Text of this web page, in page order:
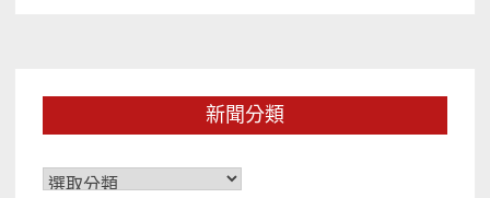
新聞分類
新